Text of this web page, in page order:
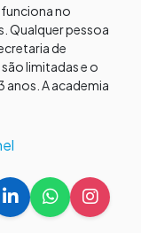
funciona no
Qualquer pessoa
de
são limitadas e o
anos. A academia